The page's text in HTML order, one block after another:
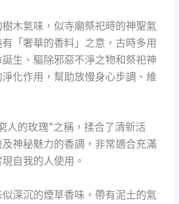
木氣味，似寺廟祭祀時的神聖氣
「奢華的香料」之意，古時多用
生、驅除邪惡不淨之物和祭祀神
化作用，幫助放慢身心步調、維
人的玫瑰”之稱，揉合了清新活
神秘魅力的香調，非常適合充滿
自我的人使用。
深沉的煙草香味，帶有泥土的氣